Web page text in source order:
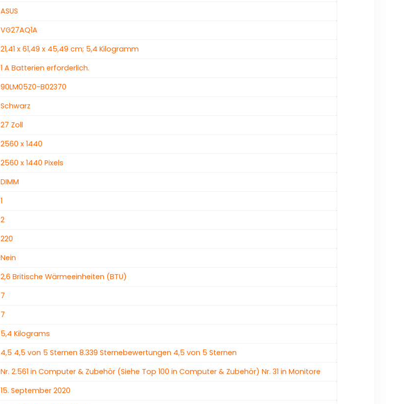
‎ASUS
‎VG27AQ1A
‎21,41 x 61,49 x 45,49 cm; 5,4 Kilogramm
‎1 A Batterien erforderlich.
‎90LM05Z0-B02370
‎Schwarz
‎27 Zoll
‎2560 x 1440
‎2560 x 1440 Pixels
‎DIMM
1
2
‎220
‎Nein
‎2,6 Britische Wärmeeinheiten (BTU)
7
7
‎5,4 Kilograms
4,5 4,5 von 5 Sternen 8.339 Sternebewertungen 4,5 von 5 Sternen
Nr. 2.561 in Computer & Zubehör (Siehe Top 100 in Computer & Zubehör) Nr. 31 in Monitore
15. September 2020